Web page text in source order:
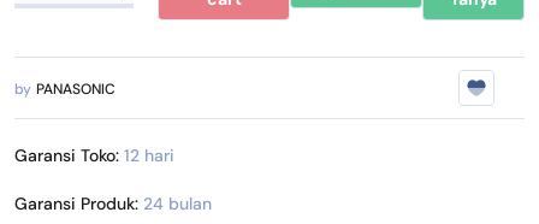
by PANASONIC
Garansi Toko: 12 hari
Garansi Produk: 24 bulan